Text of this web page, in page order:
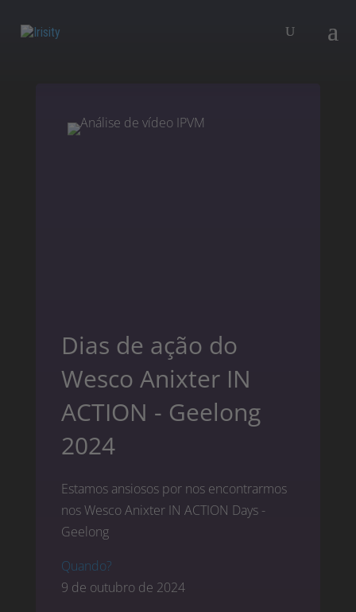
Dias de ação do
Wesco Anixter IN
ACTION - Geelong
2024
Estamos ansiosos por nos encontrarmos
nos Wesco Anixter IN ACTION Days -
Geelong
Quando?
9 de outubro de 2024